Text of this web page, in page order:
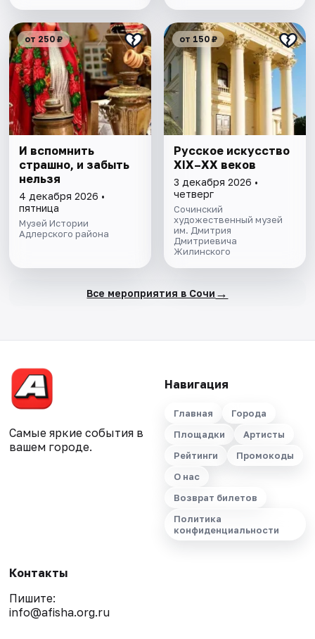
от 250 ₽
И вспомнить
страшно, и забыть
нельзя
4 декабря 2026 •
пятница
Музей Истории
Адлерского района
от 150 ₽
Русское искусство
XIX–XX веков
3 декабря 2026 •
четверг
Сочинский
художественный музей
им. Дмитрия
Дмитриевича
Жилинского
Все мероприятия в Сочи →
Самые яркие события в
вашем городе.
Навигация
Главная
Города
Площадки
Артисты
Рейтинги
Промокоды
О нас
Возврат билетов
Политика
конфиденциальности
Контакты
Пишите:
info@afisha.org.ru